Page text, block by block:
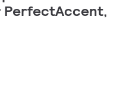
PerfectAccent,